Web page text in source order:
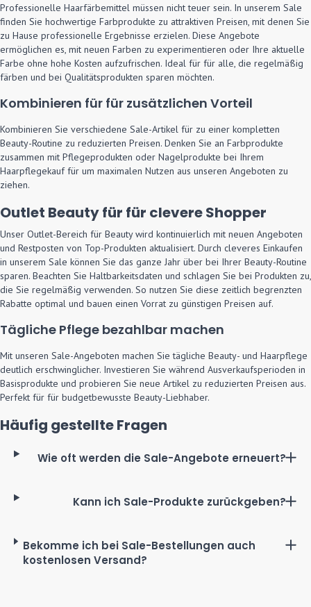
Professionelle Haarfärbemittel müssen nicht teuer sein. In unserem Sale
finden Sie hochwertige Farbprodukte zu attraktiven Preisen, mit denen Sie
zu Hause professionelle Ergebnisse erzielen. Diese Angebote
ermöglichen es, mit neuen Farben zu experimentieren oder Ihre aktuelle
Farbe ohne hohe Kosten aufzufrischen. Ideal für für alle, die regelmäßig
färben und bei Qualitätsprodukten sparen möchten.
Kombinieren für für zusätzlichen Vorteil
Kombinieren Sie verschiedene Sale-Artikel für zu einer kompletten
Beauty-Routine zu reduzierten Preisen. Denken Sie an Farbprodukte
zusammen mit Pflegeprodukten oder Nagelprodukte bei Ihrem
Haarpflegekauf für um maximalen Nutzen aus unseren Angeboten zu
ziehen.
Outlet Beauty für für clevere Shopper
Unser Outlet-Bereich für Beauty wird kontinuierlich mit neuen Angeboten
und Restposten von Top-Produkten aktualisiert. Durch cleveres Einkaufen
in unserem Sale können Sie das ganze Jahr über bei Ihrer Beauty-Routine
sparen. Beachten Sie Haltbarkeitsdaten und schlagen Sie bei Produkten zu,
die Sie regelmäßig verwenden. So nutzen Sie diese zeitlich begrenzten
Rabatte optimal und bauen einen Vorrat zu günstigen Preisen auf.
Tägliche Pflege bezahlbar machen
Mit unseren Sale-Angeboten machen Sie tägliche Beauty- und Haarpflege
deutlich erschwinglicher. Investieren Sie während Ausverkaufsperioden in
Basisprodukte und probieren Sie neue Artikel zu reduzierten Preisen aus.
Perfekt für für budgetbewusste Beauty-Liebhaber.
Häufig gestellte Fragen
Wie oft werden die Sale-Angebote erneuert?
Produkten und Rabatten aktualisiert. Prüfen Sie daher häufig
unsere Sale-Seite für auf die neuesten Deals.
Kann ich Sale-Produkte zurückgeben?
Rückgabebedingungen. Du kannst Produkte innerhalb der
festgelegten Frist gemäß diesen Bedingungen zurücksenden.
Bekomme ich bei Sale-Bestellungen auch
kostenlosen Versand?